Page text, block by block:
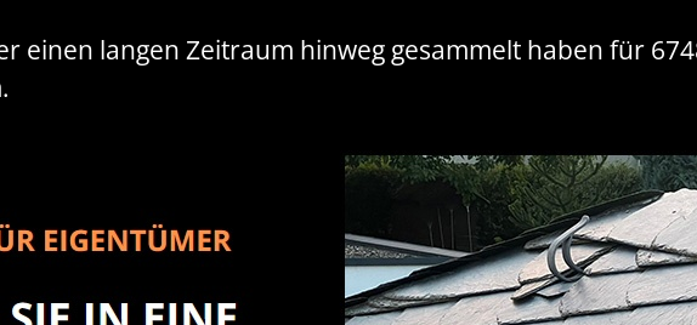
einen langen Zeitraum hinweg gesammelt haben für